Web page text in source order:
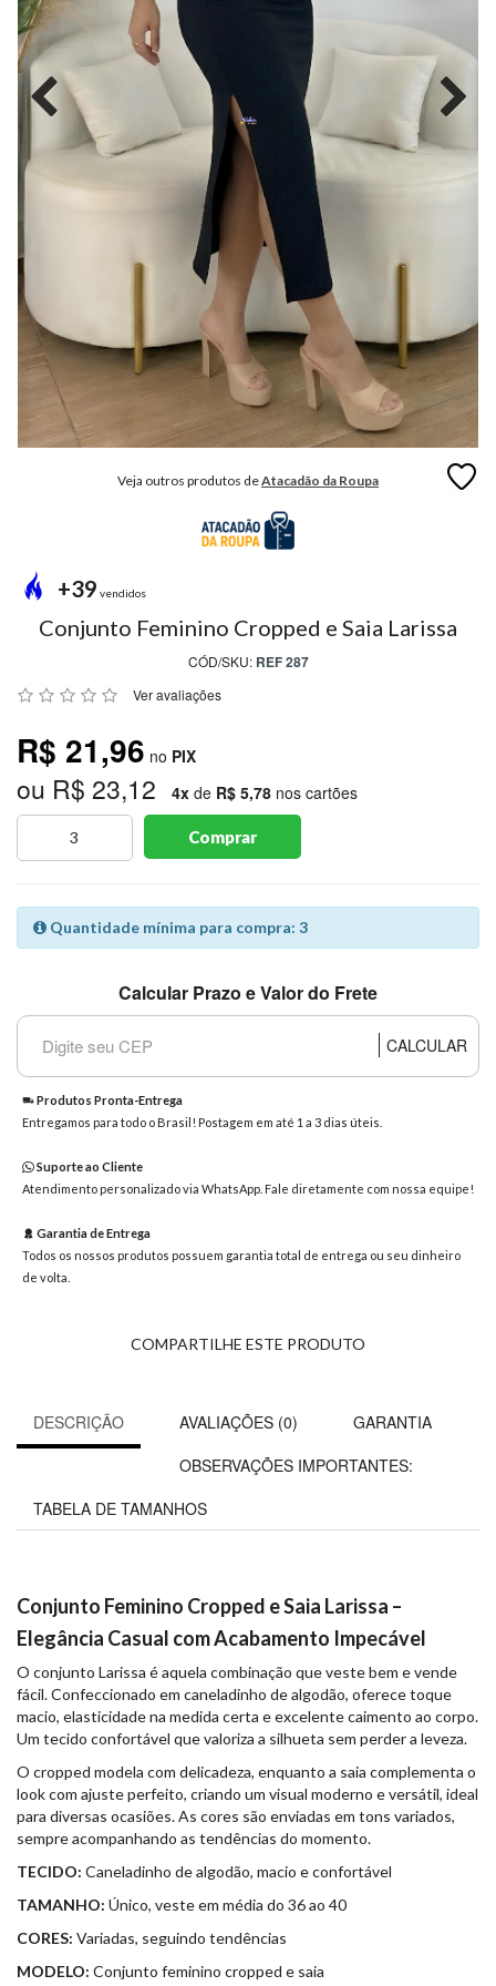
MODA
FITNESS
MODA
GRIFE
MODA
INVERNO
MODA
MASCULINA
MODA
PREÇO
ÚNICO
BLUSAS
PROMOÇÕES
MARCAS
(81)9
WhatsApp
Envie-
nos uma
Veja outros produtos deAtacadão da Roupa
+39 vendidos
Conjunto Feminino Cropped e Saia Larissa
CÓD/SKU: REF 287
Ver avaliações
R$ 21,96 no PIX
ou R$ 23,12 4x de R$ 5,78 nos cartões
Comprar
Quantidade mínima para compra: 3
Calcular Prazo e Valor do Frete
CALCULAR
Produtos Pronta-Entrega
Entregamos para todo o Brasil! Postagem em até 1 a 3 dias úteis.
Suporte ao Cliente
Atendimento personalizado via WhatsApp. Fale diretamente com nossa equipe!
Garantia de Entrega
Todos os nossos produtos possuem garantia total de entrega ou seu dinheiro
de volta.
COMPARTILHE ESTE PRODUTO
DESCRIÇÃO AVALIAÇÕES (0)
GARANTIA
OBSERVAÇÕES IMPORTANTES:
TABELA DE TAMANHOS
Conjunto Feminino Cropped e Saia Larissa –
Elegância Casual com Acabamento Impecável
O conjunto Larissa é aquela combinação que veste bem e vende
fácil. Confeccionado em caneladinho de algodão, oferece toque
macio, elasticidade na medida certa e excelente caimento ao corpo.
Um tecido confortável que valoriza a silhueta sem perder a leveza.
O cropped modela com delicadeza, enquanto a saia complementa o
look com ajuste perfeito, criando um visual moderno e versátil, ideal
para diversas ocasiões. As cores são enviadas em tons variados,
sempre acompanhando as tendências do momento.
TECIDO: Caneladinho de algodão, macio e confortável
TAMANHO: Único, veste em média do 36 ao 40
CORES: Variadas, seguindo tendências
MODELO: Conjunto feminino cropped e saia